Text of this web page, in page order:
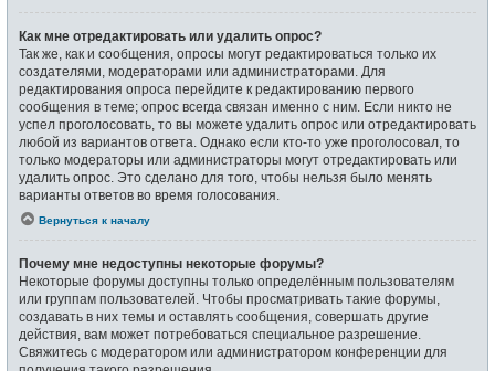
Как мне отредактировать или удалить опрос?
Так же, как и сообщения, опросы могут редактироваться только их
создателями, модераторами или администраторами. Для
редактирования опроса перейдите к редактированию первого
сообщения в теме; опрос всегда связан именно с ним. Если никто не
успел проголосовать, то вы можете удалить опрос или отредактировать
любой из вариантов ответа. Однако если кто-то уже проголосовал, то
только модераторы или администраторы могут отредактировать или
удалить опрос. Это сделано для того, чтобы нельзя было менять
варианты ответов во время голосования.
Вернуться к началу
Почему мне недоступны некоторые форумы?
Некоторые форумы доступны только определённым пользователям
или группам пользователей. Чтобы просматривать такие форумы,
создавать в них темы и оставлять сообщения, совершать другие
действия, вам может потребоваться специальное разрешение.
Свяжитесь с модератором или администратором конференции для